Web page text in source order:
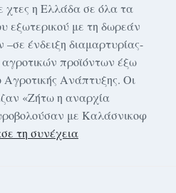
χτες η Ελλάδα σε όλα τα
εξωτερικού με τη δωρεάν
–σε ένδειξη διαμαρτυρίας-
προϊόντων έξω
Αγροτικής Ανάπτυξης. Οι
«Ζήτω η αναρχία
με Καλάσνικοφ
τη συνέχεια